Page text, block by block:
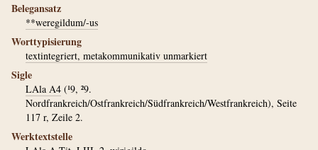
Belegansatz
**weregildum/-us
Worttypisierung
textintegriert, metakommunikativ unmarkiert
Sigle
LAla A4 (¹9, ²9.
Nordfrankreich/Ostfrankreich/Südfrankreich/Westfrankreich), Seite
117 r, Zeile 2.
Werktextstelle